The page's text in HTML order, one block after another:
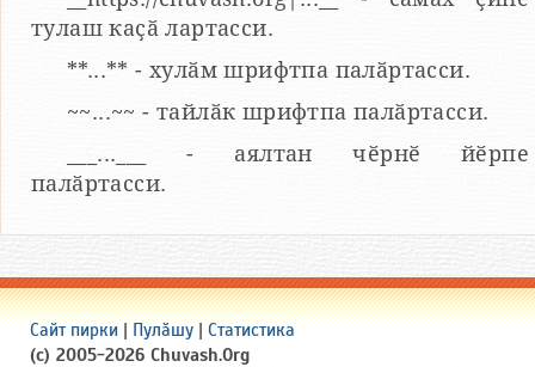
тулаш каҫӑ лартасси.
**...** - хулӑм шрифтпа палӑртасси.
~~...~~ - тайлӑк шрифтпа палӑртасси.
___...___ - аялтан чӗрнӗ йӗрпе
палӑртасси.
Сайт пирки | Пулӑшу | Статистика
(c) 2005-2026 Chuvash.Org